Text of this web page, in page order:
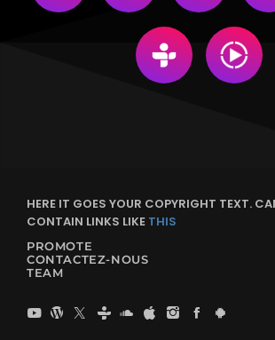
HERE IT GOES YOUR COPYRIGHT TEXT.
CONTAIN LINKS LIKE THIS
PROMOTE
CONTACTEZ-NOUS
TEAM